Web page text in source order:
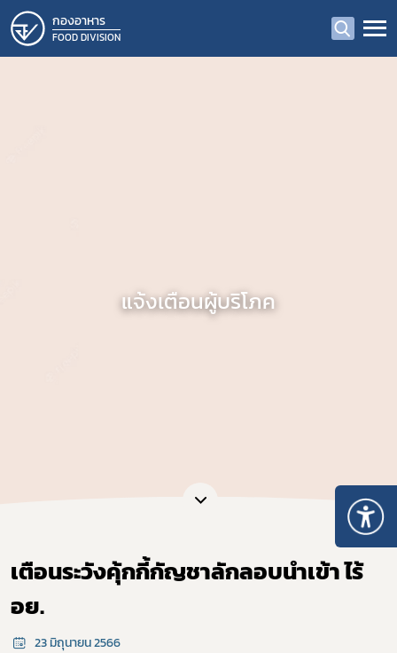
กองอาหาร
FOOD DIVISION
แจ้งเตือนผู้บริโภค
เตือนระวังคุ้กกี้กัญชาลักลอบนำเข้า ไร้
อย.
23 มิถุนายน 2566